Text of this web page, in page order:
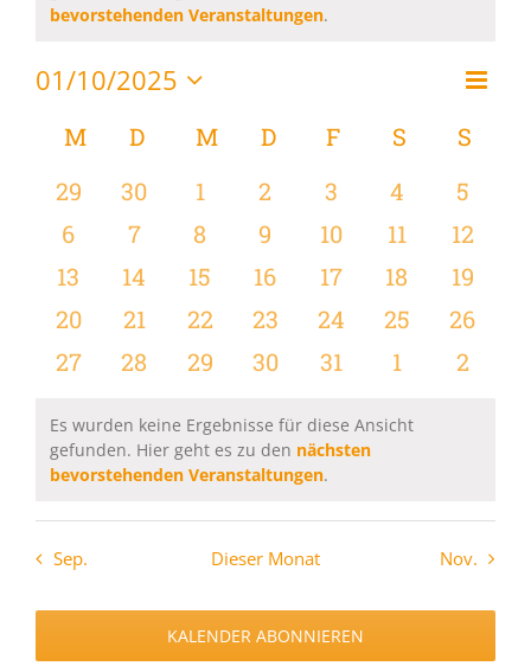
bevorstehenden Veranstaltungen.
Monat
01/10/2025
wählen.
Kalender
von
Veranstaltungen
MMONTAG
D DIENSTAG
MMITTWOCH
D DONNERSTAG
F FREITAG
S SAMSTAG
S
0
Veranstaltungen
29
0
Veranstaltungen
30
0
Veranstaltungen
1
0
Veranstaltungen
2
0
Veranstaltungen
3
0
4
0
5
0
Veranstaltungen
6
0
Veranstaltungen
7
0
Veranstaltungen
8
0
Veranstaltungen
9
0
Veranstaltungen
10
0
11
0
12
0
Veranstaltungen
13
0
Veranstaltungen
14
0
Veranstaltungen
15
0
Veranstaltungen
16
0
Veranstaltungen
17
0
18
0
19
0
Veranstaltungen
20
0
Veranstaltungen
21
0
Veranstaltungen
22
0
Veranstaltungen
23
0
Veranstaltungen
24
0
25
0
26
0
27
0
28
0
29
0
30
0
31
0
1
0
2
Hinweis
Es wurden keine Ergebnisse für diese Ansicht
gefunden. Hier geht es zu den nächsten
bevorstehenden Veranstaltungen.
Sep. Dieser Monat Nov.
KALENDER ABONNIEREN